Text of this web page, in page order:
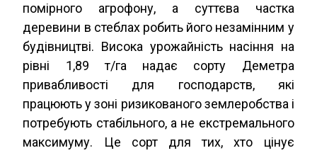
помірного агрофону, а суттєва частка
деревини в стеблах робить його незамінним у
будівництві. Висока урожайність насіння на
рівні 1,89 т/га надає сорту Деметра
привабливості для господарств, які
працюють у зоні ризикованого землеробства і
потребують стабільного, а не екстремального
максимуму. Це сорт для тих, хто цінує